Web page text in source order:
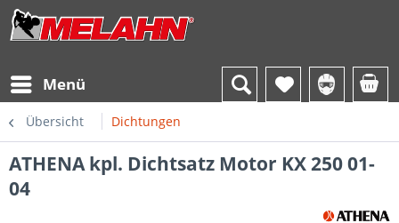
Menü
Übersicht Dichtungen
ATHENA kpl. Dichtsatz Motor KX 250 01-
04